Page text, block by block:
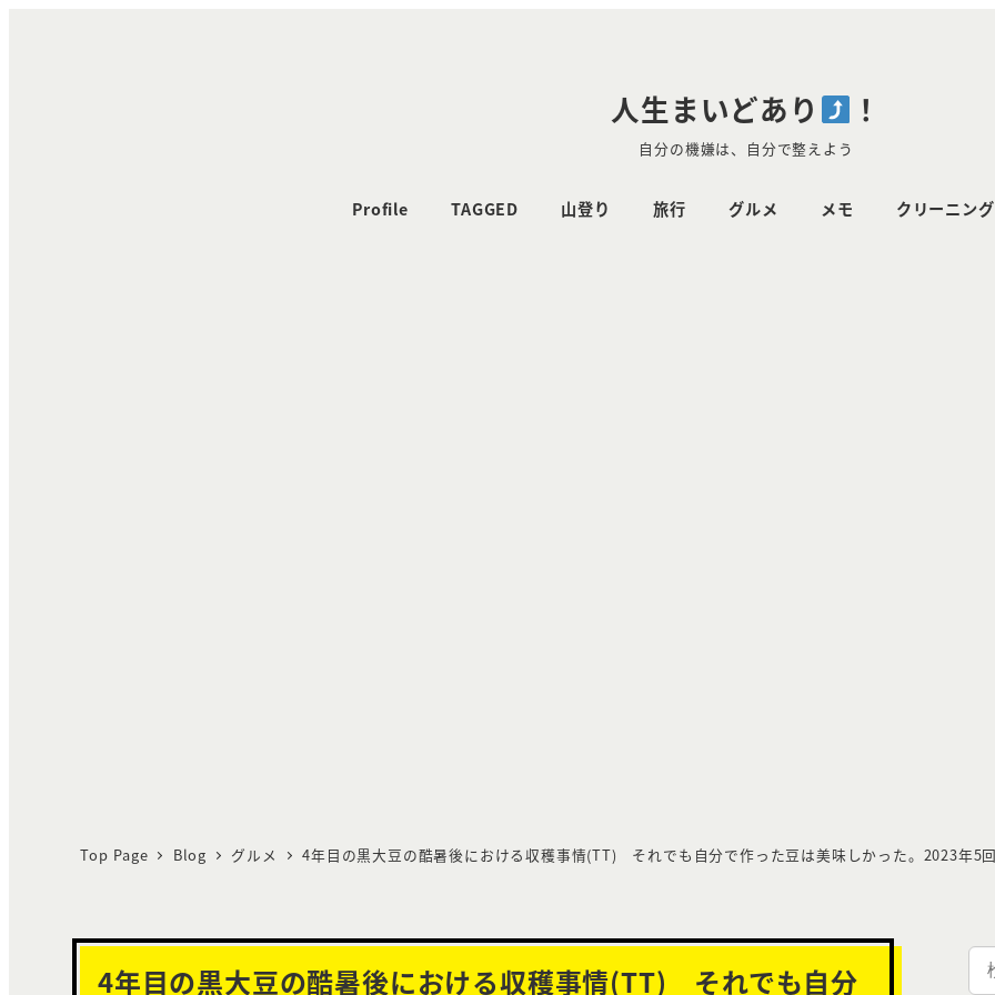
人生まいどあり ！
自分の機嫌は、自分で整えよう
Profile TAGGED 山登り 旅行 グルメ メモ クリーニン
Top Page Blog グルメ 4年目の黒大豆の酷暑後における収穫事情(TT) それでも自分で作った豆は美味しかった。2023年5
4年目の黒大豆の酷暑後における収穫事情(TT) それでも自分
検
索